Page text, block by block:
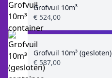
Grofvuil 10m³
€ 524,00
Grofvuil 10m³ (gesloten)
€ 587,00